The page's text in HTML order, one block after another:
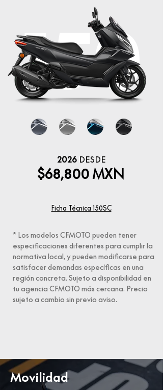
150
2026DESDE
$68,800MXN
Ficha Técnica 150SC
* Los modelos CFMOTO pueden tener
especificaciones diferentes para cumplir la
normativa local, y pueden modificarse para
satisfacer demandas específicas en una
región concreta. Sujeto a disponibilidad en
tu agencia CFMOTO más cercana. Precio
sujeto a cambio sin previo aviso.
Movilidad